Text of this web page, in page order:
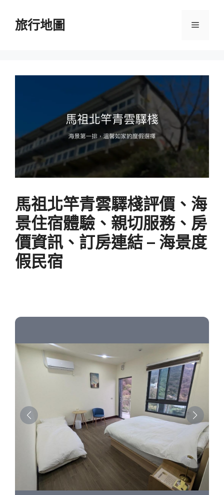
旅行地圖 選
馬祖北竿青雲驛棧評價、海
景住宿體驗、親切服務、房
價資訊、訂房連結 – 海景度
假民宿